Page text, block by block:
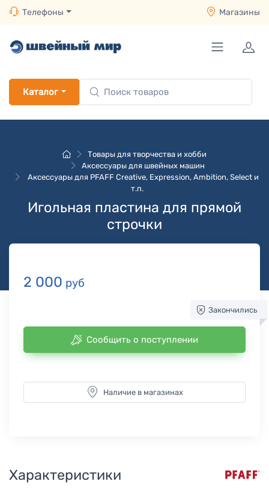
Телефоны Магазины
Каталог
Товары для творчества и хобби
Аксессуары для швейных машин
Аксессуары для PFAFF Creative, Expression, Ambition, Select и
т.п.
Игольная пластина для прямой
строчки
2 000 руб
Закончились
Сообщить о поступлении
Наличие в магазинах
Характеристики